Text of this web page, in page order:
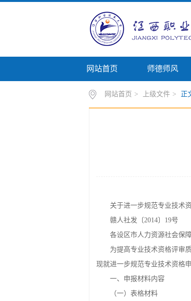
网站首页 师德师风
网站首页 > 上级文件 > 正
关于进一步规范专业技术
赣人社发〔2014〕19号
各设区市人力资源社会保
为提高专业技术资格评审
现就进一步规范专业技术资格
一、申报材料内容
（一）表格材料